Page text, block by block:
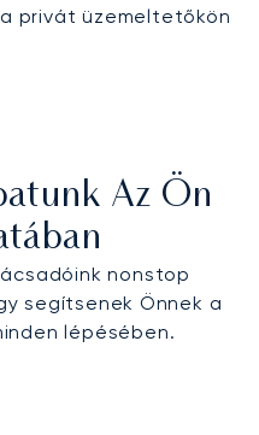
privát üzemeltetőkön
Az Ön
nonstop
segítsenek Önnek a
lépésében.